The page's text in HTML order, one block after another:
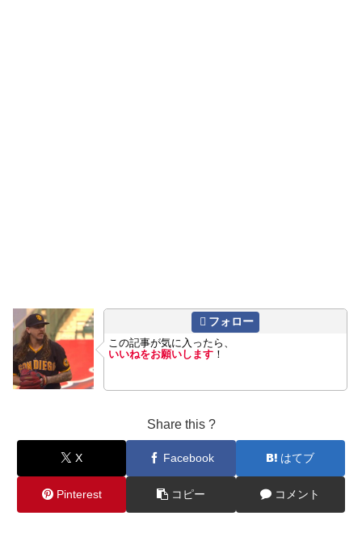
フォロー
この記事が気に入ったら、
いいねをお願いします ！
Share this ?
X Facebook はてブ
Pinterest コピー コメント